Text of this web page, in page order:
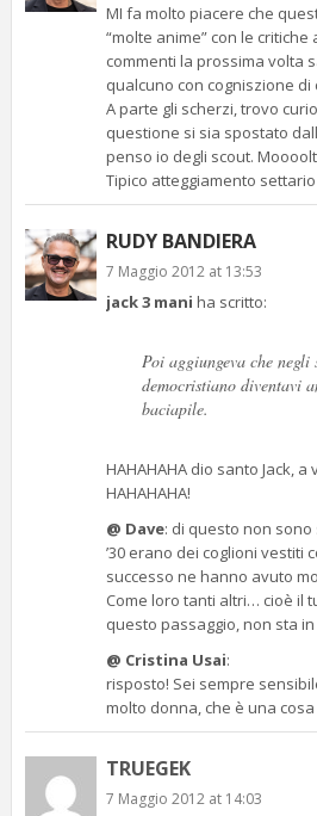
MI fa molto piacere che
“molte anime” con le
commenti la prossima volta
qualcuno con cogniszione di
A parte gli scherzi, trovo
questione si sia spostato
penso io degli scout.
Tipico atteggiamento settario
RUDY BANDIERA
7 Maggio 2012 at 13:53
jack 3 mani ha scritto:
Poi aggiungeva che
democristiano diventavi
baciapile.
HAHAHAHA dio santo Jack,
HAHAHAHA!
@ Dave: di questo non sono
’30 erano dei coglioni vestiti
successo ne hanno avuto
Come loro tanti altri… cioè il
questo passaggio, non sta
@ Cristina Usai:
risposto! Sei sempre
molto donna, che è una
TRUEGEK
7 Maggio 2012 at 14:03